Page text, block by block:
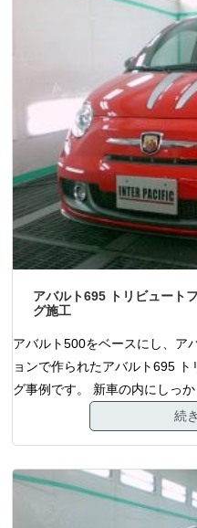
アバルト695 トリビュート
グ施工
アバルト500をベースにし、ア
ョンで作られたアバルト695
グ事例です。 新車の内にしっ
続